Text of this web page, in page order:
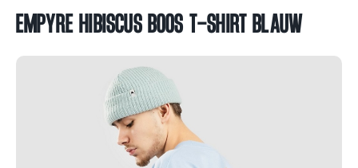
EMPYRE HIBISCUS BOOS T-SHIRT BLAUW